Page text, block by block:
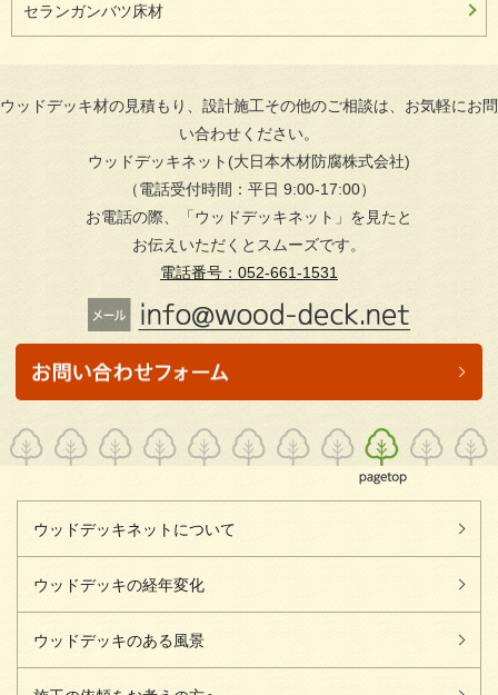
セランガンバツ床材
ウッドデッキ材の見積もり、設計施工その他のご相談は、お気軽にお問
い合わせください。
ウッドデッキネット(大日本木材防腐株式会社)
（電話受付時間：平日 9:00-17:00）
お電話の際、「ウッドデッキネット」を見たと
お伝えいただくとスムーズです。
電話番号：052-661-1531
ウッドデッキネットについて
ウッドデッキの経年変化
ウッドデッキのある風景